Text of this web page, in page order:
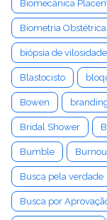
Biomecânica
Biometria Obstétrica
biópsia de
Blastocisto
Bowen
Bridal Shower
Bumble
Busca pela verdade
Busca por